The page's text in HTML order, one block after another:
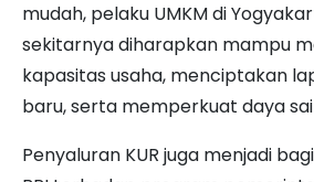
mudah, pelaku UMKM di
sekitarnya diharapkan mampu
kapasitas usaha, menciptakan
baru, serta memperkuat daya
Penyaluran KUR juga menjadi